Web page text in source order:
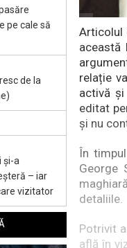
Articolul
această
relație
activă
editat
și nu
În
George
detaliile.
Potrivit
află în
pe cale să
de la
și-a
– iar
vizitator